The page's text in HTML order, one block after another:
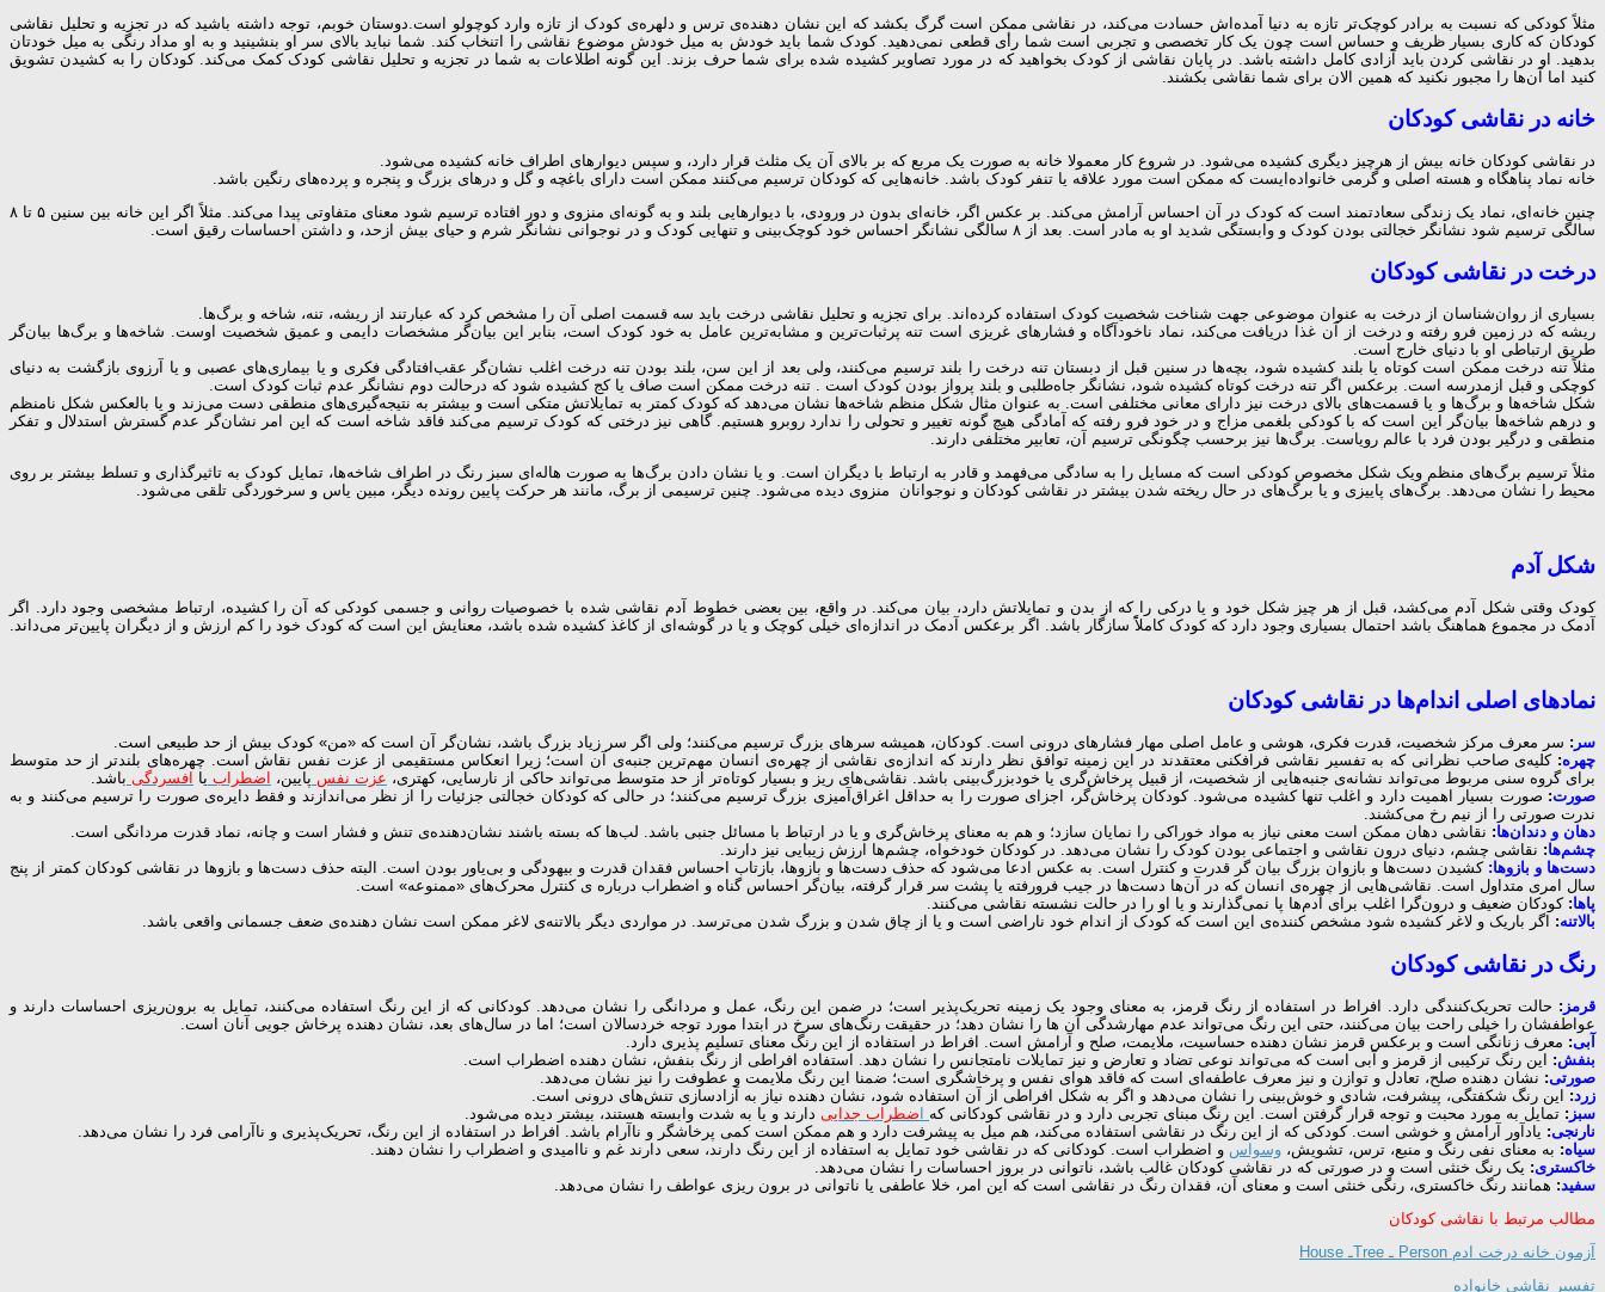
مثلاً کودکی که نسبت به برادر کوچک‌تر تازه به دنیا آمده‌اش حسادت می‌کند، در نقاشی ممکن است گرگ بکشد که این نشان دهنده‌ی ترس و دلهره‌ی کودک از تازه وارد کوچولو است.دوستان خوبم، توجه داشته باشید که در تجزیه و تحلیل نقاشی
کودکان که کاری بسیار ظریف و حساس است چون یک کار تخصصی و تجربی است شما رأی قطعی نمی‌دهید. کودک شما باید خودش به میل خودش موضوع نقاشی را اتنخاب کند. شما نباید بالای سر او بنشینید و به او مداد رنگی به میل خودتان
بدهید. او در نقاشی کردن باید آزادی کامل داشته باشد. در پایان نقاشی از کودک بخواهید که در مورد تصاویر کشیده شده برای شما حرف بزند. این گونه اطلاعات به شما در تجزیه و تحلیل نقاشی کودک کمک می‌کند. کودکان را به کشیدن تشویق
کنید اما آن‌ها را مجبور نکنید که همین الان برای شما نقاشی بکشند.
خانه در نقاشی کودکان
در نقاشی کودکان خانه بیش از هرچیز دیگری کشیده می‌شود. در شروع کار معمولا خانه به صورت یک مربع که بر بالای آن یک مثلث قرار دارد، و سپس دیوارهای اطراف خانه کشیده می‌شود.
خانه نماد پناهگاه و هسته اصلی و گرمی خانواده‌ایست که ممکن است مورد علاقه یا تنفر کودک باشد. خانه‌هایی که کودکان ترسیم می‌کنند ممکن است دارای باغچه و گل و درهای بزرگ و پنجره و پرده‌های رنگین باشد.
چنین خانه‌ای، نماد یک زندگی سعادتمند است که کودک در آن احساس آرامش می‌کند. بر عکس اگر، خانه‌ای بدون در ورودی، با دیوارهایی بلند و به گونه‌ای منزوی و دور افتاده ترسیم شود معنای متفاوتی پیدا می‌کند. مثلاً اگر این خانه بین سنین ۵ تا ۸
سالگی ترسیم شود نشانگر خجالتی بودن کودک و وابستگی شدید او به مادر است. بعد از ۸ سالگی نشانگر احساس خود کوچک‌بینی و تنهایی کودک و در نوجوانی نشانگر شرم و حیای بیش ازحد، و داشتن احساسات رقیق است.
درخت در نقاشی کودکان
بسیاری از روان‌شناسان از درخت به عنوان موضوعی جهت شناخت شخصیت کودک استفاده کرده‌اند. برای تجزیه و تحلیل نقاشی درخت باید سه قسمت اصلی آن را مشخص کرد که عبارتند از ریشه، تنه، شاخه و برگ‌ها.
ریشه که در زمین فرو رفته و درخت از آن غذا دریافت می‌کند، نماد ناخودآگاه و فشارهای غریزی است تنه پرثبات‌ترین و مشابه‌ترین عامل به خود کودک است، بنابر این بیان‌گر مشخصات دایمی و عمیق شخصیت اوست. شاخه‌ها و برگ‌ها بیان‌گر
طریق ارتباطی او با دنیای خارج است.
مثلاً تنه درخت ممکن است کوتاه یا بلند کشیده شود، بچه‌ها در سنین قبل از دبستان تنه درخت را بلند ترسیم می‌کنند، ولی بعد از این سن، بلند بودن تنه درخت اغلب نشان‌گر عقب‌افتادگی فکری و یا بیماری‌های عصبی و یا آرزوی بازگشت به دنیای
کوچکی و قبل ازمدرسه است. برعکس اگر تنه درخت کوتاه کشیده شود، نشانگر جاه‌طلبی و بلند پرواز بودن کودک است . تنه درخت ممکن است صاف یا کج کشیده شود که درحالت دوم نشانگر عدم ثبات کودک است.
شکل شاخه‌ها و برگ‌ها و یا قسمت‌های بالای درخت نیز دارای معانی مختلفی است. به عنوان مثال شکل منظم شاخه‌ها نشان می‌دهد که کودک کمتر به تمایلاتش متکی است و بیشتر به نتیجه‌گیری‌های منطقی دست می‌زند و یا بالعکس شکل نامنظم
و درهم شاخه‌ها بیان‌گر این است که با کودکی بلغمی مزاج و در خود فرو رفته که آمادگی هیچ گونه تغییر و تحولی را ندارد روبرو هستیم. گاهی نیز درختی که کودک ترسیم می‌کند فاقد شاخه است که این امر نشان‌گر عدم گسترش استدلال و تفکر
منطقی و درگیر بودن فرد با عالم رویاست. برگ‌ها نیز برحسب چگونگی ترسیم آن، تعابیر مختلفی دارند.
مثلاً ترسیم برگ‌های منظم ویک شکل مخصوص کودکی است که مسایل را به سادگی می‌فهمد و قادر به ارتباط با دیگران است. و یا نشان دادن برگ‌ها به صورت هاله‌ای سبز رنگ در اطراف شاخه‌ها، تمایل کودک به تاثیرگذاری و تسلط بیشتر بر روی
محیط را نشان می‌دهد. برگ‌های پاییزی و یا برگ‌های در حال ریخته شدن بیشتر در نقاشی کودکان و نوجوانان منزوی دیده می‌شود. چنین ترسیمی از برگ، مانند هر حرکت پایین رونده دیگر، مبین یاس و سرخوردگی تلقی می‌شود.
شکل آدم
کودک وقتی شکل آدم می‌کشد، قبل از هر چیز شکل خود و یا درکی را که از بدن و تمایلاتش دارد، بیان می‌کند. در واقع، بین بعضی خطوط آدم نقاشی شده با خصوصیات روانی و جسمی کودکی که آن را کشیده، ارتباط مشخصی وجود دارد. اگر
آدمک در مجموع هماهنگ باشد احتمال بسیاری وجود دارد که کودک کاملاًً سازگار باشد. اگر برعکس آدمک در اندازه‌ای خیلی کوچک و یا در گوشه‌ای از کاغذ کشیده شده باشد، معنایش این است که کودک خود را کم ارزش و از دیگران پایین‌تر می‌داند.
نمادهای اصلی اندام‌ها در نقاشی کودکان
سر : سر معرف مرکز شخصیت، قدرت فکری، هوشی و عامل اصلی مهار فشارهای درونی است. کودکان، همیشه سرهای بزرگ ترسیم می‌کنند؛ ولی اگر سر زیاد بزرگ باشد، نشان‌گر آن است که «من» کودک بیش از حد طبیعی است.
چهره: کلیه‌ی صاحب نظرانی که به تفسیر نقاشی فرافکنی معتقدند در این زمینه توافق نظر دارند که اندازه‌ی نقاشی از چهره‌ی انسان مهم‌ترین جنبه‌ی آن است؛ زیرا انعکاس مستقیمی از عزت نفس نقاش است. چهره‌های بلندتر از حد متوسط
برای گروه سنی مربوط می‌تواند نشانه‌ی جنبه‌هایی از شخصیت، از قبیل پرخاش‌گری یا خودبزرگ‌بینی باشد. نقاشی‌های ریز و بسیار کوتاه‌تر از حد متوسط می‌تواند حاکی از نارسایی، کهتری، عزت نفس پایین، اضطراب یا افسردگی باشد.
صورت: صورت بسیار اهمیت دارد و اغلب تنها کشیده می‌شود. کودکان پرخاش‌گر، اجزای صورت را به حداقل اغراق‌آمیزی بزرگ ترسیم می‌کنند؛ در حالی که کودکان خجالتی جزئیات را از نظر می‌اندازند و فقط دایره‌ی صورت را ترسیم می‌کنند و به
ندرت صورتی را از نیم‌ رخ می‌کشند.
دهان و دندان‌ها: نقاشی دهان ممکن است معنی نیاز به مواد خوراکی را نمایان سازد؛ و هم به معنای پرخاش‌گری و یا در ارتباط با مسائل جنبی باشد. لب‌ها که بسته باشند نشان‌دهنده‌ی تنش و فشار است و چانه، نماد قدرت مردانگی است.
چشم‌ها: نقاشی چشم، دنیای درون نقاشی و اجتماعی بودن کودک را نشان می‌دهد. در کودکان خودخواه، چشم‌ها ارزش زیبایی نیز دارند.
دست‌ها و بازوها: کشیدن دست‌ها و بازوان بزرگ بیان گر قدرت و کنترل است. به عکس ادعا می‌شود که حذف دست‌ها و بازوها، بازتاب احساس فقدان قدرت و بیهودگی و بی‌یاور بودن است. البته حذف دست‌ها و بازوها در نقاشی کودکان کمتر از پنج
سال امری متداول است. نقاشی‌هایی از چهره‌ی انسان که در آن‌ها دست‌ها در جیب فرورفته یا پشت سر قرار گرفته، بیان‌گر احساس گناه و اضطراب درباره ی کنترل محرک‌های «ممنوعه» است.
پاها: کودکان ضعیف و درون‌گرا اغلب برای آدم‌ها پا نمی‌گذارند و یا او را در حالت نشسته نقاشی می‌کنند.
بالاتنه: اگر باریک و لاغر کشیده شود مشخص کننده‌ی این است که کودک از اندام خود ناراضی است و یا از چاق شدن و بزرگ شدن می‌ترسد. در مواردی دیگر بالاتنه‌ی لاغر ممکن است نشان دهنده‌ی ضعف جسمانی واقعی باشد.
رنگ در نقاشی کودکان
قرمز : حالت تحریک‌کنندگی دارد. افراط در استفاده از رنگ قرمز، به معنای وجود یک زمینه تحریک‌پذیر است؛ در ضمن این رنگ، عمل و مردانگی را نشان می‌دهد. کودکانی که از این رنگ استفاده می‌کنند، تمایل به برون‌ریزی احساسات دارند و
عواطفشان را خیلی راحت بیان می‌کنند، حتی این رنگ می‌تواند عدم مهارشدگی آن ‌ها را نشان دهد؛ در حقیقت رنگ‌های سرخ در ابتدا مورد توجه خردسالان است؛ اما در سال‌های بعد، نشان دهنده پرخاش جویی آنان است.
آبی: معرف زنانگی است و برعکس قرمز نشان دهنده حساسیت، ملایمت، صلح و آرامش است. افراط در استفاده از این رنگ معنای تسلیم‌ پذیری دارد.
بنفش: این رنگ ترکیبی از قرمز و آبی است که می‌تواند نوعی تضاد و تعارض و نیز تمایلات نامتجانس را نشان دهد. استفاده افراطی از رنگ بنفش، نشان دهنده اضطراب است.
صورتی: نشان دهنده صلح، تعادل و توازن و نیز معرف عاطفه‌ای است که فاقد هوای نفس و پرخاشگری است؛ ضمنا این رنگ ملایمت و عطوفت را نیز نشان می‌دهد.
زرد: این رنگ شکفتگی، پیشرفت، شادی و خوش‌بینی را نشان می‌دهد و اگر به شکل افراطی از آن استفاده شود، نشان دهنده نیاز به آزادسازی تنش‌های درونی است.
سبز : تمایل به مورد محبت و توجه قرار گرفتن است. این رنگ مبنای تجربی دارد و در نقاشی کودکانی که اضطراب جدایی دارند و یا به شدت وابسته هستند، بیشتر دیده می‌شود.
نارنجی: یادآور آرامش و خوشی است. کودکی که از این رنگ در نقاشی استفاده می‌کند، هم میل به پیشرفت دارد و هم ممکن است کمی پرخاشگر و ناآرام باشد. افراط در استفاده از این رنگ، تحریک‌پذیری و ناآرامی فرد را نشان می‌دهد.
سیاه: به معنای نفی رنگ و منبع، ترس، تشویش، وسواس و اضطراب است. کودکانی که در نقاشی خود تمایل به استفاده از این رنگ دارند، سعی دارند غم و ناامیدی و اضطراب را نشان دهند.
خاکستری: یک رنگ خنثی است و در صورتی که در نقاشی کودکان غالب باشد، ناتوانی در بروز احساسات را نشان می‌دهد.
سفید: همانند رنگ خاکستری، رنگی خنثی است و معنای آن، فقدان رنگ در نقاشی است که این امر، خلا عاطفی یا ناتوانی در برون ریزی عواطف را نشان می‌دهد.
مطالب مرتبط با نقاشی کودکان
آزمون خانه درخت ادم Person ـ Treeـ House
تفسیر نقاشی خانواده